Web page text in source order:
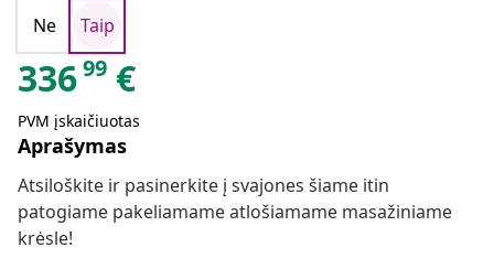
Ne
Taip
33699 €
PVM įskaičiuotas
Aprašymas
Atsiloškite ir pasinerkite į svajones šiame itin
patogiame pakeliamame atlošiamame masažiniame
krėsle!